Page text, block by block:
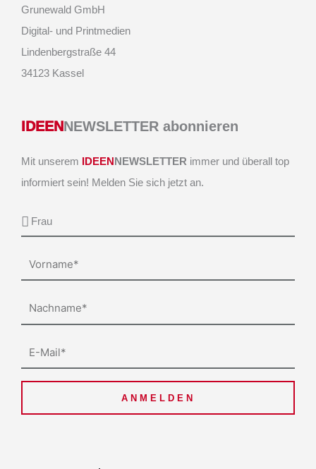
Grunewald GmbH
Digital- und Printmedien
Lindenbergstraße 44
34123 Kassel
IDEENNEWSLETTER abonnieren
Mit unserem IDEENNEWSLETTER immer und überall top
informiert sein! Melden Sie sich jetzt an.
Anrede
Vorname
Nachname
E-
Mail
ANMELDEN